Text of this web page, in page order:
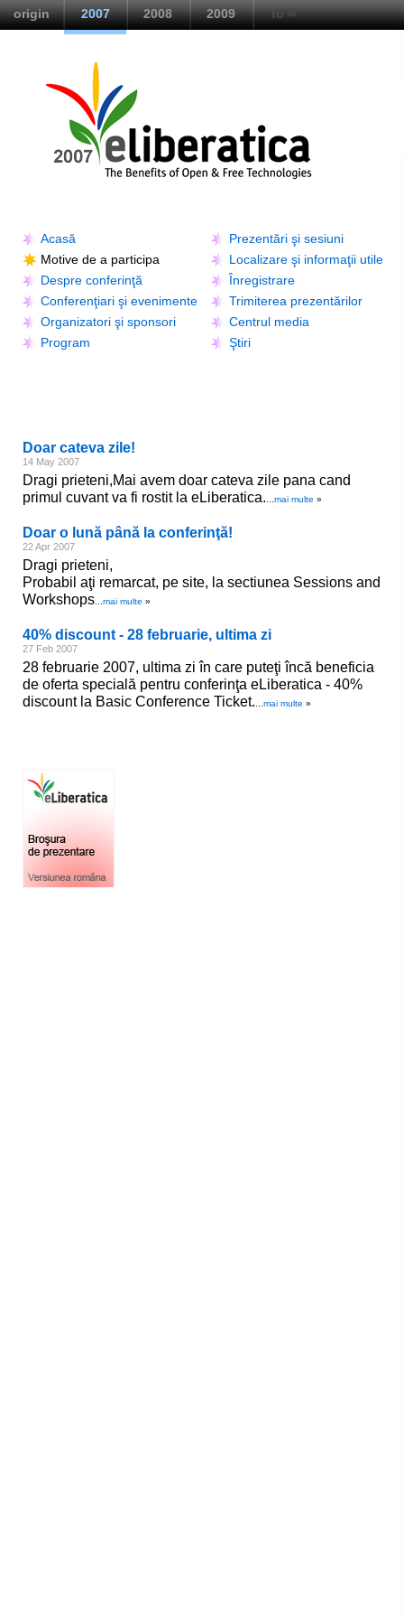
origin 2007 2008 2009 to ∞
Acasă
Prezentări şi sesiuni
Motive de a participa
Localizare şi informaţii utile
Despre conferinţă
Înregistrare
Conferenţiari şi evenimente
Trimiterea prezentărilor
Organizatori şi sponsori
Centrul media
Program
Ştiri
Doar cateva zile!
14 May 2007
Dragi prieteni,Mai avem doar cateva zile pana cand
primul cuvant va fi rostit la eLiberatica.
mai multe »
Doar o lună până la conferinţă!
22 Apr 2007
Dragi prieteni,
Probabil aţi remarcat, pe site, la sectiunea Sessions and
Workshops
mai multe »
40% discount - 28 februarie, ultima zi
27 Feb 2007
28 februarie 2007, ultima zi în care puteţi încă beneficia
de oferta specială pentru conferinţa eLiberatica - 40%
discount la Basic Conference Ticket.
mai multe »